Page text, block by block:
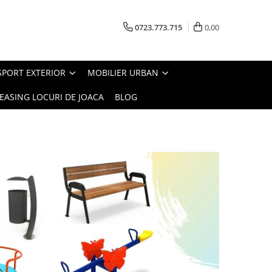
0723.773.715 0,00
EXTERIOR MOBILIER URBAN
LOCURI DE JOACA BLOG